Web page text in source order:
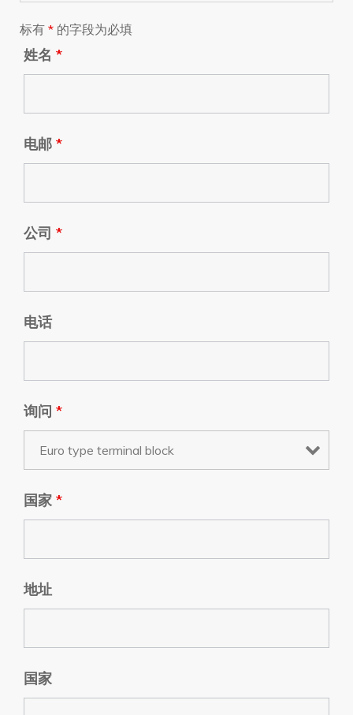
标有 * 的字段为必填
姓名 *
电邮 *
公司 *
电话
询问 *
国家 *
地址
国家